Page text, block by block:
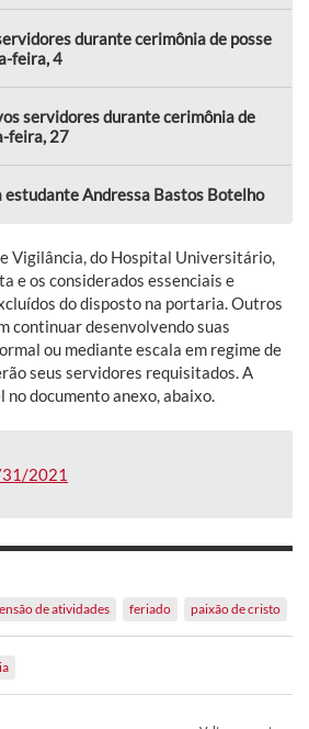
durante cerimônia de posse
feira, 4
servidores durante cerimônia de
feira, 27
estudante Andressa Bastos Botelho
Vigilância, do Hospital Universitário,
e os considerados essenciais e
do disposto na portaria. Outros
continuar desenvolvendo suas
ou mediante escala em regime de
seus servidores requisitados. A
documento anexo, abaixo.
2021
de atividades feriado paixão de cristo